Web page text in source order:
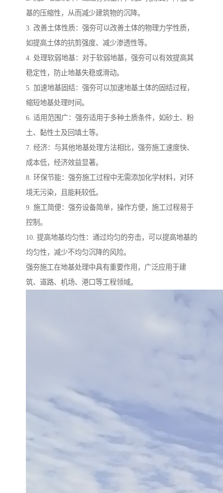
基的压缩性，从而减少建筑物的沉降。
3. 改善土体性质：强夯可以改善土体的物理力学性质，
如提高土体的抗剪强度、减少渗透性等。
4. 处理软弱地基：对于软弱地基，强夯可以有效提高其
稳定性，防止地基失稳或滑动。
5. 加速地基固结：强夯可以加速地基土体的固结过程，
缩短地基处理时间。
6. 适用范围广：强夯适用于多种土质条件，如砂土、粉
土、黏性土及回填土等。
7. 经济：与其他地基处理方法相比，强夯施工速度快、
成本低，经济效益显著。
8. 环保节能：强夯施工过程中无需添加化学材料，对环
境无污染，且能耗较低。
9. 施工简便：强夯设备简单，操作方便，施工过程易于
控制。
10. 提高地基均匀性：通过均匀的夯击，可以提高地基的
均匀性，减少不均匀沉降的风险。
强夯施工在地基处理中具有重要作用，广泛应用于建
筑、道路、机场、港口等工程领域。